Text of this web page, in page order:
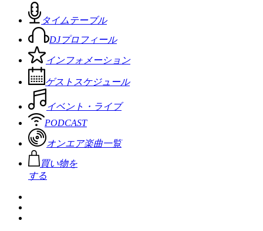
タイムテーブル
DJプロフィール
インフォメーション
ゲストスケジュール
イベント・ライブ
PODCAST
オンエア楽曲一覧
買い物を
する